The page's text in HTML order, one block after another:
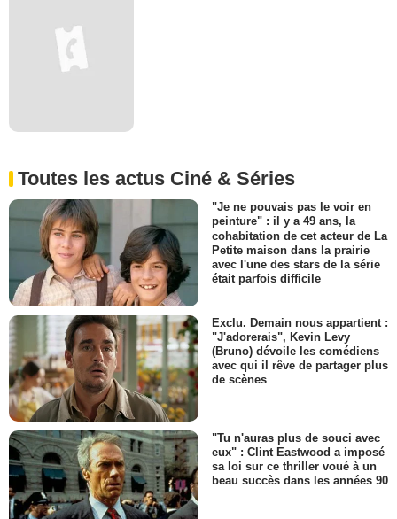
Toutes les actus Ciné & Séries
"Je ne pouvais pas le voir en
peinture" : il y a 49 ans, la
cohabitation de cet acteur de La
Petite maison dans la prairie
avec l'une des stars de la série
était parfois difficile
Exclu. Demain nous appartient :
"J'adorerais", Kevin Levy
(Bruno) dévoile les comédiens
avec qui il rêve de partager plus
de scènes
"Tu n'auras plus de souci avec
eux" : Clint Eastwood a imposé
sa loi sur ce thriller voué à un
beau succès dans les années 90